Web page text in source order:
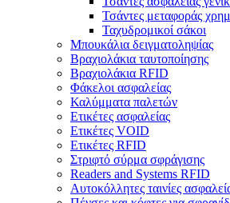
Τσάντες μεταφοράς
Ταχυδρομικοί σάκοι
Μπουκάλια δειγματοληψίας
Βραχιολάκια ταυτοποίησης
Βραχιολάκια RFID
Φάκελοι ασφαλείας
Καλύμματα παλετών
Ετικέτες ασφαλείας
Ετικέτες VOID
Ετικέτες RFID
Στριφτό σύρμα σφράγισης
Readers and Systems RFID
Αυτοκόλλητες ταινίες